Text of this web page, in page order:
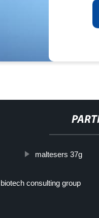
maltesers 37g
biotech consulting group